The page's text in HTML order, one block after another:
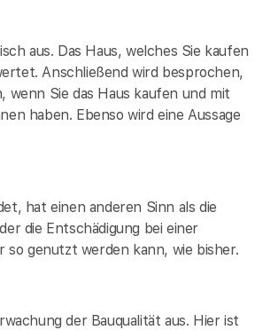
aus. Das Haus, welches Sie kaufen
Anschließend wird besprochen,
wenn Sie das Haus kaufen und mit
haben. Ebenso wird eine Aussage
hat einen anderen Sinn als die
die Entschädigung bei einer
so genutzt werden kann, wie bisher.
der Bauqualität aus. Hier ist